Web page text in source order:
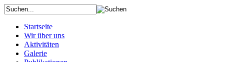
Startseite
Wir über uns
Aktivitäten
Galerie